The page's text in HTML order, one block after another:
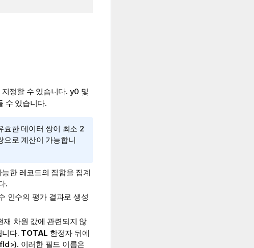
지정할 수 있습니다. y0 및
수 있습니다.
효한 데이터 쌍이 최소 2
으로 계산이 가능합니
한 레코드의 집합을 집계
.
인수의 평가 결과로 생성
재 차원 값에 관련되지 않
니다. TOTAL 한정자 뒤에
). 이러한 필드 이름은